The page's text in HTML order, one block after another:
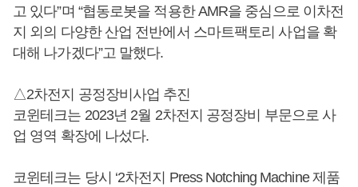
고 있다”며 “협동로봇을 적용한 AMR을 중심으로 이차전
지 외의 다양한 산업 전반에서 스마트팩토리 사업을 확
대해 나가겠다”고 말했다.
△2차전지 공정장비사업 추진
코윈테크는 2023년 2월 2차전지 공정장비 부문으로 사
업 영역 확장에 나섰다.
코윈테크는 당시 ‘2차전지 Press Notching Machine 제품